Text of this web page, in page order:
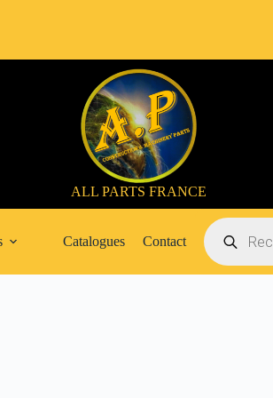
ALL PARTS FRANCE
Catalogues Contact
Recherche
de
produits